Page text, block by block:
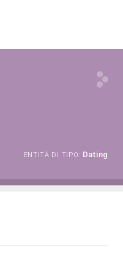
ENTITÀ DI TIPO: Dating